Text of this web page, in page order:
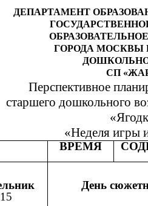
ДЕПАРТАМЕНТ
ГОРОДА МОСКВЫ
СП
Перспективное
старшего дошкольного
«Неделя игры
ВРЕМЯ
День